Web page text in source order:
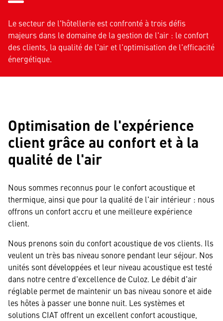
Le secteur de l'hôtellerie est confronté à trois défis
majeurs dans le domaine de la gestion de l'air : le confort
des clients, la qualité de l'air et l'optimisation de l'efficacité
énergétique.
Optimisation de l'expérience
client grâce au confort et à la
qualité de l'air
Nous sommes reconnus pour le confort acoustique et
thermique, ainsi que pour la qualité de l'air intérieur : nous
offrons un confort accru et une meilleure expérience
client.
Nous prenons soin du confort acoustique de vos clients. Ils
veulent un très bas niveau sonore pendant leur séjour. Nos
unités sont développées et leur niveau acoustique est testé
dans notre centre d'excellence de Culoz. Le débit d'air
réglable permet de maintenir un bas niveau sonore et aide
les hôtes à passer une bonne nuit. Les systèmes et
solutions CIAT offrent un excellent confort acoustique,